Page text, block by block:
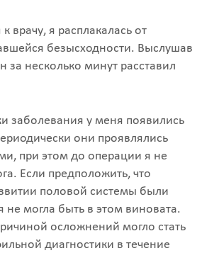
врачу, я расплакалась от
безысходности. Выслушав
несколько минут расставил
заболевания у меня появились
они проявлялись
при этом до операции я не
Если предположить, что
половой системы были
могла быть в этом виновата.
осложнений могло стать
диагностики в течение